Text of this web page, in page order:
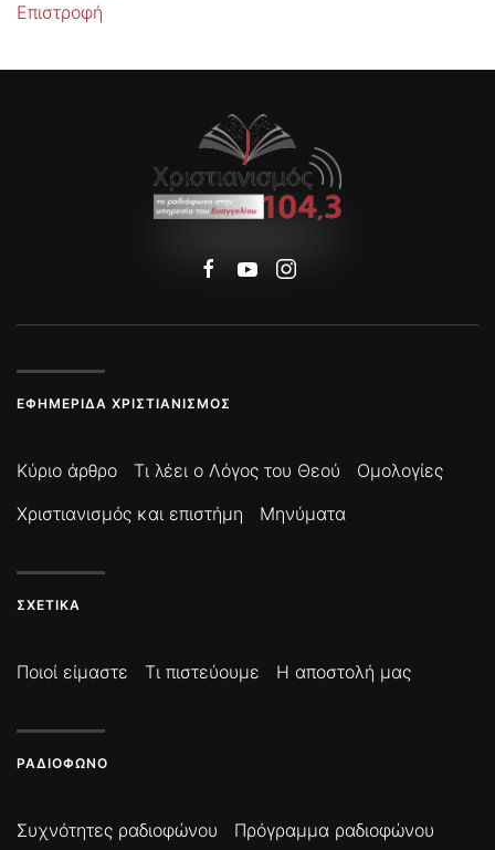
Επιστροφή
ΕΦΗΜΕΡΊΔΑ ΧΡΙΣΤΙΑΝΙΣΜΌΣ
Κύριο άρθρο Τι λέει ο Λόγος του Θεού
Ομολογίες
Χριστιανισμός και επιστήμη
Μηνύματα
ΣΧΕΤΙΚΆ
Ποιοί είμαστε Τι πιστεύουμε Η αποστολή μας
ΡΑΔΙΌΦΩΝΟ
Συχνότητες ραδιοφώνου
Πρόγραμμα ραδιοφώνου